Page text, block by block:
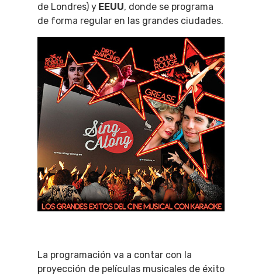
de Londres) y EEUU, donde se programa
de forma regular en las grandes ciudades.
La programación va a contar con la
proyección de películas musicales de éxito